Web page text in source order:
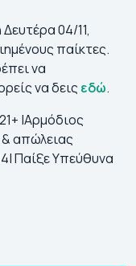
04/11,
παίκτες.
να
να δεις εδώ.
|Αρμόδιος
&απώλειας
ΠαίξεΥπεύθυνα